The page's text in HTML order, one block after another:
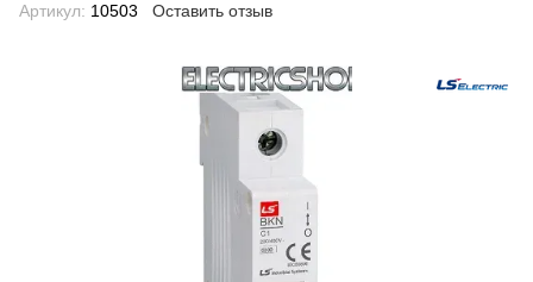
Артикул: 10503 Оставить отзыв